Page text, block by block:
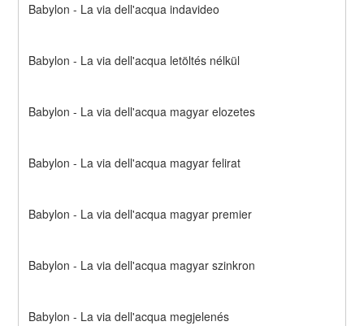
Babylon - La via dell'acqua indavideo
Babylon - La via dell'acqua letöltés nélkül
Babylon - La via dell'acqua magyar elozetes
Babylon - La via dell'acqua magyar felirat
Babylon - La via dell'acqua magyar premier
Babylon - La via dell'acqua magyar szinkron
Babylon - La via dell'acqua megjelenés